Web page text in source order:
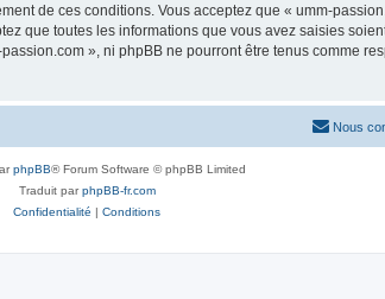
de ces conditions. Vous acceptez que « umm-
que toutes les informations que vous avez saisies
», ni phpBB ne pourront être tenus comme
Nous
phpBB® Forum Software © phpBB Limited
Traduit parphpBB-fr.com
Confidentialité | Conditions